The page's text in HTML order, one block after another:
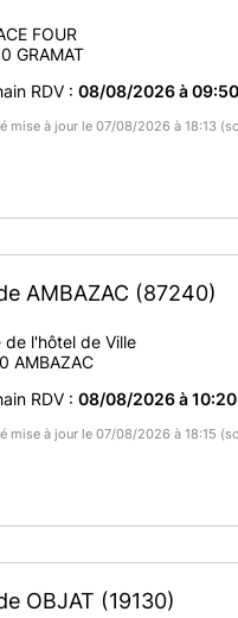
FOUR
GRAMAT
RDV : 08/08/2026 à 09:50
mise à jour le 07/08/2026 à 18:13
AMBAZAC (87240)
de l'hôtel de Ville
AMBAZAC
RDV : 08/08/2026 à 10:20
mise à jour le 07/08/2026 à 18:15
OBJAT (19130)